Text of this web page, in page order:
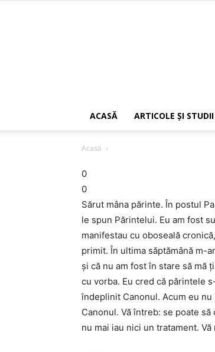
ACASĂ ARTICOLE ŞI STUDII
Acasă
0
0
Sărut mâna părinte. În postul
le spun Părintelui. Eu am fost
manifestau cu oboseală
primit. În ultima săptămână m-
și că nu am fost în stare să mă
cu vorba. Eu cred că părintele
îndeplinit Canonul. Acum eu
Canonul. Vă întreb: se poate
nu mai iau nici un tratament. Vă